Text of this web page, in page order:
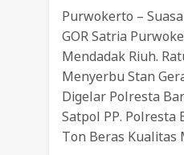
Purwokerto –
GOR Satria
Mendadak Riuh.
Menyerbu Stan
Digelar Polresta
Satpol PP. Polresta
Ton Beras Kualitas